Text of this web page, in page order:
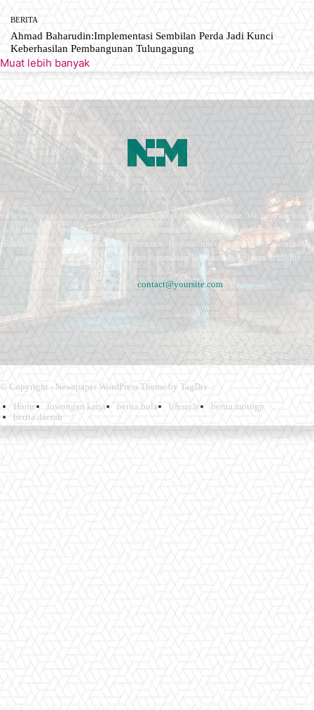
BERITA
Ahmad Baharudin:Implementasi Sembilan Perda Jadi Kunci
Keberhasilan Pembangunan Tulungagung
Muat lebih banyak
Newspaper is your news, entertainment, music fashion website. We provide you
with the latest breaking news and videos straight from the entertainment industry.
Fashion fades, only style remains the same. Fashion never stops. There are always
projects, opportunities. Clothes mean nothing until someone lives in them.
Contact us: contact@yoursite.com
© Copyright - Newspaper WordPress Theme by TagDiv
Home
lowongan kerja berita bola lifestyle
berita motogp
berita daerah